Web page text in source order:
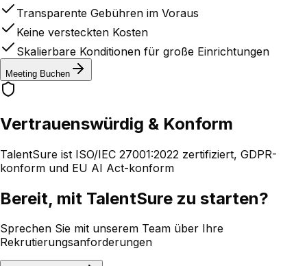
Transparente Gebühren im Voraus
Keine versteckten Kosten
Skalierbare Konditionen für große Einrichtungen
Meeting Buchen
Vertrauenswürdig & Konform
TalentSure ist ISO/IEC 27001:2022 zertifiziert, GDPR-
konform und EU AI Act-konform
Bereit, mit TalentSure zu starten?
Sprechen Sie mit unserem Team über Ihre
Rekrutierungsanforderungen